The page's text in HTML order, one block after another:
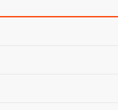
Tomohon